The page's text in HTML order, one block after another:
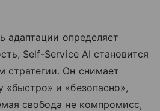
адаптации определяет
Self-Service AI становится
стратегии. Он снимает
и «безопасно»,
свобода не компромисс,